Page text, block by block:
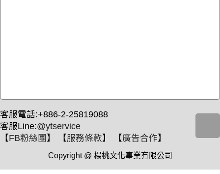
客服電話:+886-2-25819088
客服Line:@ytservice
【FB粉絲團 】 【服務條款】 【廣告合作】
Copyright @ 楊桃文化事業有限公司